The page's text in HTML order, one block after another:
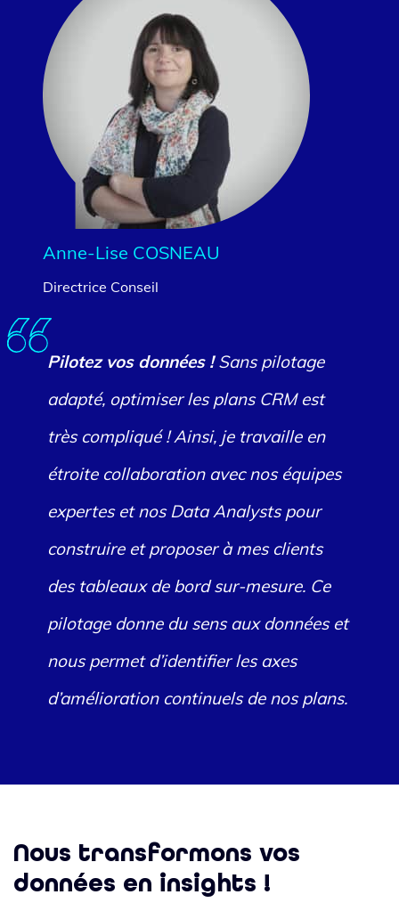
Anne-Lise COSNEAU
Directrice Conseil
Pilotez vos données !Sans pilotage
adapté, optimiser les plans CRM est
très compliqué ! Ainsi, je travaille en
étroite collaboration avec nos équipes
expertes et nos Data Analysts pour
construire et proposer à mes clients
des tableaux de bord sur-mesure. Ce
pilotage donne du sens aux données et
nous permet d’identifier les axes
d’amélioration continuels de nos plans.
Nous transformons vos
données en insights !